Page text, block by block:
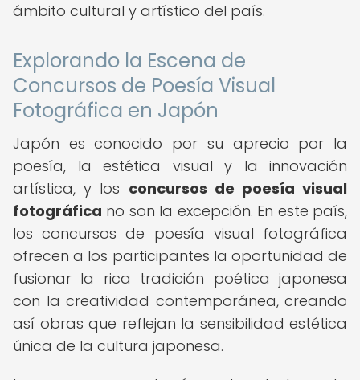
ámbito cultural y artístico del país.
Explorando la Escena de
Concursos de Poesía Visual
Fotográfica en Japón
Japón es conocido por su aprecio por la
poesía, la estética visual y la innovación
artística, y los concursos de poesía visual
fotográfica no son la excepción. En este país,
los concursos de poesía visual fotográfica
ofrecen a los participantes la oportunidad de
fusionar la rica tradición poética japonesa
con la creatividad contemporánea, creando
así obras que reflejan la sensibilidad estética
única de la cultura japonesa.